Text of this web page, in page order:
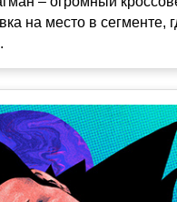
на место в сегменте,